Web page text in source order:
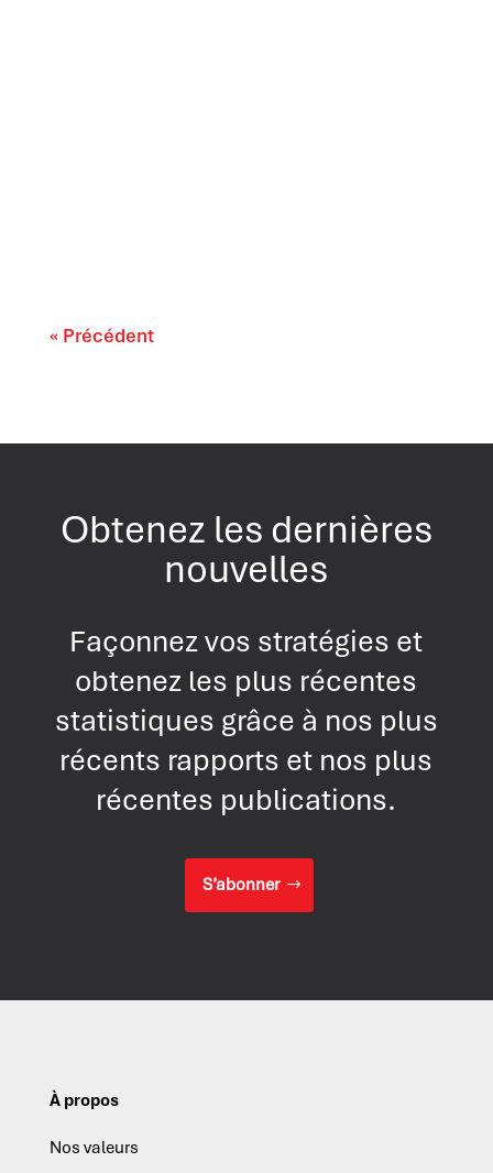
« Précédent
Obtenez les dernières
nouvelles
Façonnez vos stratégies et
obtenez les plus récentes
statistiques grâce à nos plus
récents rapports et nos plus
récentes publications.
S’abonner
À propos
Nos valeurs